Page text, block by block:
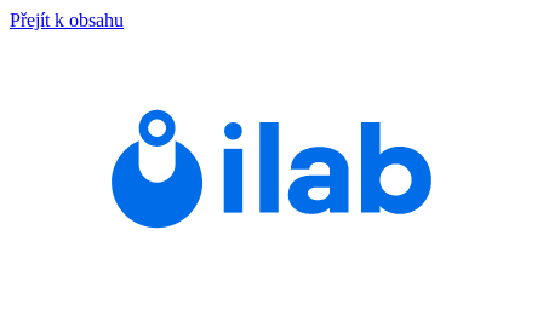
Přejít k obsahu